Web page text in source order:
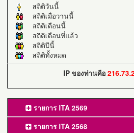
สถิติวันนี้
สถิติเมื่อวานนี้
สถิติเดือนนี้
สถิติเดือนที่แล้ว
สถิติปีนี้
สถิติทั้งหมด
IP ของท่านคือ
รายการ ITA 2569
รายการ ITA 2568